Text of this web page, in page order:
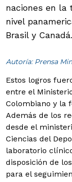
naciones en la
nivel
Brasil y Canadá.
Autoría: Prensa
Estos logros
entre el
Colombiano y la
Además de los
desde el
Ciencias del
laboratorio
disposición de
para el